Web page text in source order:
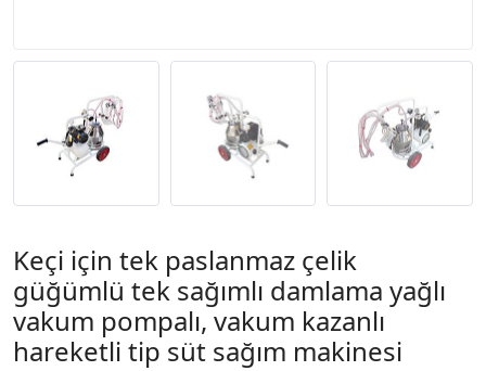
Keçi için tek paslanmaz çelik
güğümlü tek sağımlı damlama yağlı
vakum pompalı, vakum kazanlı
hareketli tip süt sağım makinesi